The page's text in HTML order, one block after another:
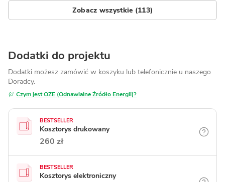
Zobacz wszystkie (113)
Dodatki do projektu
Dodatki możesz zamówić w koszyku lub telefonicznie u naszego
Doradcy.
Czym jest OZE (Odnawialne Źródło Energii)?
BESTSELLER
Kosztorys drukowany
260 zł
BESTSELLER
Kosztorys elektroniczny